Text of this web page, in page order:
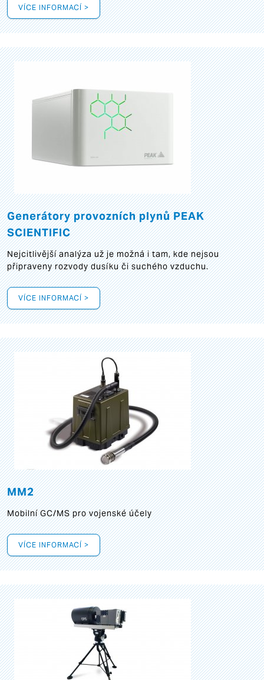
VÍCE INFORMACÍ >
Generátory provozních plynů PEAK
SCIENTIFIC
Nejcitlivější analýza už je možná i tam, kde nejsou
připraveny rozvody dusíku či suchého vzduchu.
VÍCE INFORMACÍ >
MM2
Mobilní GC/MS pro vojenské účely
VÍCE INFORMACÍ >